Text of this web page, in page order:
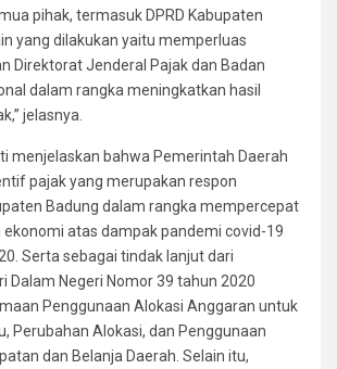
pihak, termasuk DPRD Kabupaten
yang dilakukan yaitu memperluas
Direktorat Jenderal Pajak dan Badan
dalam rangka meningkatkan hasil
jelasnya.
menjelaskan bahwa Pemerintah Daerah
pajak yang merupakan respon
Badung dalam rangka mempercepat
atas dampak pandemi covid-19
Serta sebagai tindak lanjut dari
Dalam Negeri Nomor 39 tahun 2020
Penggunaan Alokasi Anggaran untuk
Perubahan Alokasi, dan Penggunaan
dan Belanja Daerah. Selain itu,